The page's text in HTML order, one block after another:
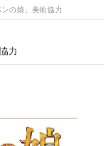
の娘」美術協力
力